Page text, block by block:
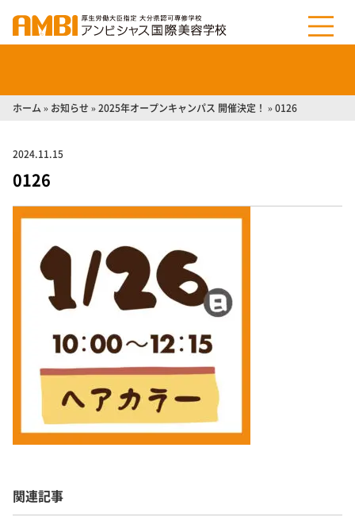
ホーム » お知らせ »2025年オープンキャンパス 開催決定！ »0126
2024.11.15
0126
関連記事